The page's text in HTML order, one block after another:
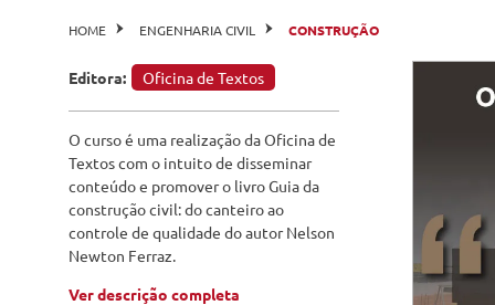
Agronomia
Arquitetura
Biologia e Ecologia
Ciências do Ambiente
Engenharia Civil
Barragens
Engenharia de Minas
Estruturas
Concreto
Construção
Patologia
Perícias
Hidrologia
e
Hidráulica
Barragens
HOME ENGENHARIA CIVIL CONSTRUÇÃO
Editora: Oficina de Textos
O curso é uma realização da Oficina de
Textos com o intuito de disseminar
conteúdo e promover o livro Guia da
construção civil: do canteiro ao
controle de qualidade do autor Nelson
Newton Ferraz.
Ver descrição completa